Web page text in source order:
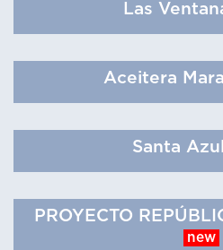
Las
Aceitera
Santa
PROYECTO
new